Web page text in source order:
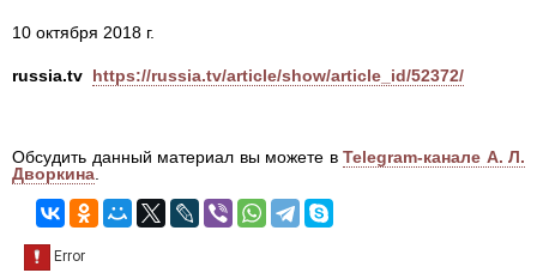
10 октября 2018 г.
russia.tv https://russia.tv/article/show/article_id/52372/
Обсудить данный материал вы можете в Telegram-канале А. Л.
Дворкина